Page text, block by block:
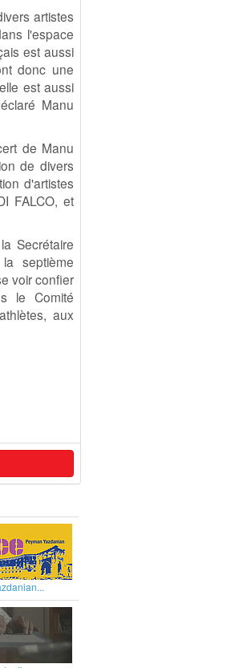
artistes
l'espace
est aussi
donc une
est aussi
Manu
de Manu
de divers
d'artistes
FALCO, et
Secrétaire
septième
voir confier
le Comité
aux